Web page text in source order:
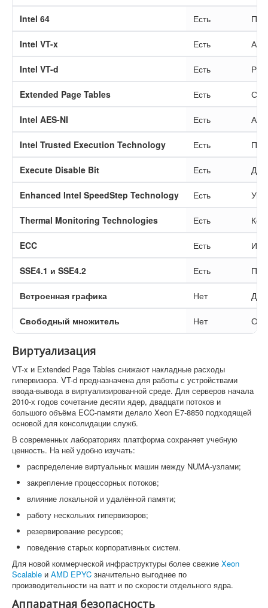
Intel 64 Есть
Intel VT-x Есть
Intel VT-d Есть
Extended Page Tables Есть
Intel AES-NI Есть
Intel Trusted Execution Technology Есть
Execute Disable Bit Есть
Enhanced Intel SpeedStep Technology Есть
Thermal Monitoring Technologies Есть
ECC Есть
SSE4.1 и SSE4.2 Есть
Встроенная графика Нет Для
Свободный множитель Нет
Виртуализация
VT-x и Extended Page Tables снижают накладные расходы
гипервизора. VT-d предназначена для работы с устройствами
ввода-вывода в виртуализированной среде. Для серверов начала
2010-х годов сочетание десяти ядер, двадцати потоков и
большого объёма ECC-памяти делало Xeon E7-8850 подходящей
основой для консолидации служб.
В современных лабораториях платформа сохраняет учебную
ценность. На ней удобно изучать:
распределение виртуальных машин между NUMA-узлами;
закрепление процессорных потоков;
влияние локальной и удалённой памяти;
работу нескольких гипервизоров;
резервирование ресурсов;
поведение старых корпоративных систем.
Для новой коммерческой инфраструктуры более свежие Xeon
Scalable и AMD EPYC значительно выгоднее по
производительности на ватт и по скорости отдельного ядра.
Аппаратная безопасность